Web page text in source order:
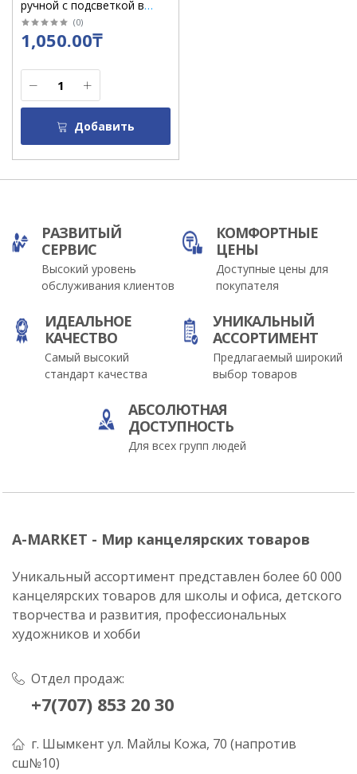
ручной с подсветкой в
коробке/S075
(0)
1,050.00₸
Добавить
РАЗВИТЫЙ
СЕРВИС
Высокий уровень
обслуживания клиентов
КОМФОРТНЫЕ
ЦЕНЫ
Доступные цены для
покупателя
ИДЕАЛЬНОЕ
КАЧЕСТВО
Самый высокий
стандарт качества
УНИКАЛЬНЫЙ
АССОРТИМЕНТ
Предлагаемый широкий
выбор товаров
АБСОЛЮТНАЯ
ДОСТУПНОСТЬ
Для всех групп людей
A-MARKET - Мир канцелярских товаров
Уникальный ассортимент представлен более 60 000
канцелярских товаров для школы и офиса, детского
творчества и развития, профессиональных
художников и хобби
Отдел продаж:
+7(707) 853 20 30
г. Шымкент ул. Майлы Кожа, 70 (напротив
сш№10)